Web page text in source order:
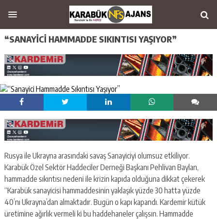
“SANAYICI HAMMADDE SIKINTISI YAŞIYOR”
Rusya ile Ukrayna arasındaki savaş Sanayiciyi olumsuz etkiliyor.
Karabük Özel Sektör Haddeciler Derneği Başkanı Pehlivan Baylan,
hammadde sıkıntısı nedeni ile krizin kapıda olduğuna dikkat çekerek
“Karabük sanayicisi hammaddesinin yaklaşık yüzde 30 hatta yüzde
40’nı Ukrayna’dan almaktadır. Bugün o kapı kapandı. Kardemir kütük
üretimine ağırlık vermeli ki bu haddehaneler çalışsın. Hammadde